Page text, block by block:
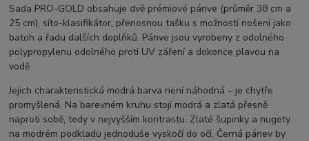
Sada PRO-GOLD obsahuje dvě prémiové pánve (průměr 38 cm a
25 cm), síto-klasifikátor, přenosnou tašku s možností nošení jako
batoh a řadu dalších doplňků. Pánve jsou vyrobeny z odolného
polypropylenu odolného proti UV záření a dokonce plavou na
vodě.
Jejich charakteristická modrá barva není náhodná – je chytře
promyšlená. Na barevném kruhu stojí modrá a zlatá přesně
naproti sobě, tedy v nejvyšším kontrastu. Zlaté šupinky a nugety
na modrém podkladu jednoduše vyskočí do očí. Černá pánev by